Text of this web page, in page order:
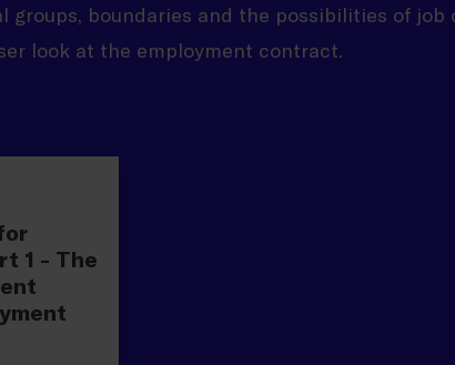
groups, boundaries and the possibilities of job
look at the employment contract.
1 - The